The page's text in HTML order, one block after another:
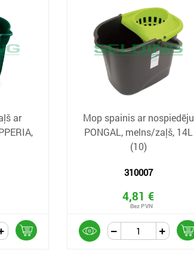
ar
Mop spainis ar nospiedēju
PONGAL, melns/zaļš, 14L
(10)
310007
4,81 €